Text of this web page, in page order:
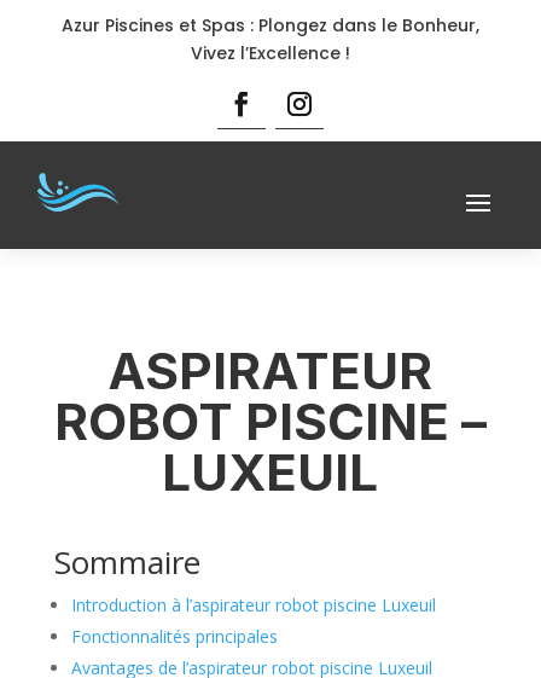
Azur Piscines et Spas : Plongez dans le Bonheur,
Vivez l’Excellence !
ASPIRATEUR
ROBOT PISCINE –
LUXEUIL
Sommaire
Introduction à l’aspirateur robot piscine Luxeuil
Fonctionnalités principales
Avantages de l’aspirateur robot piscine Luxeuil